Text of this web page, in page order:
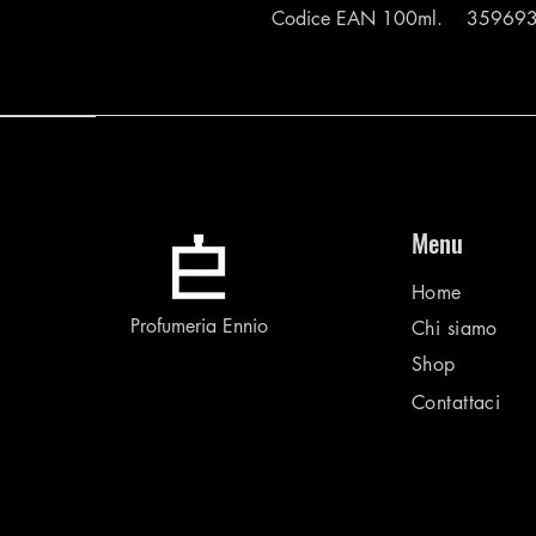
Codice EAN 100ml.
Profumeria Ennio
Menu
Home
Chi siamo
Shop
Contattaci